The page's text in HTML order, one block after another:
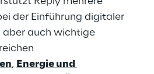
der Einführung digitaler
aber auch wichtige
, Energie und